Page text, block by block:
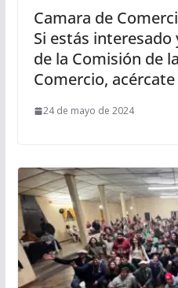
Camara de
Si estás
de la Comisión de
Comercio, acércate
24 de mayo de 2024